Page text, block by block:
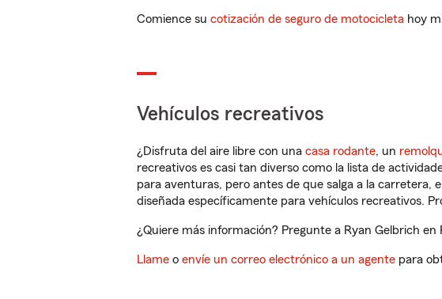
Comience su cotización de seguro de motocicleta hoy
Vehículos recreativos
¿Disfruta del aire libre con una casa rodante, un
recreativos es casi tan diverso como la lista de
para aventuras, pero antes de que salga a la carretera,
diseñada específicamente para vehículos recreativos.
¿Quiere más información? Pregunte a Ryan Gelbrich
Llame o envíe un correo electrónico a un agente para